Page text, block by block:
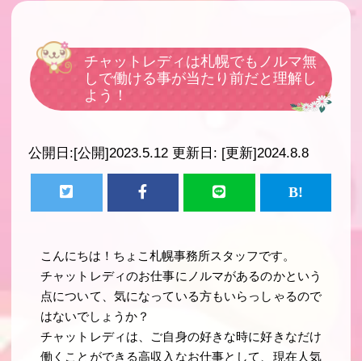
チャットレディは札幌でもノルマ無
しで働ける事が当たり前だと理解し
よう！
公開日:[公開]2023.5.12 更新日: [更新]2024.8.8
こんにちは！ちょこ札幌事務所スタッフです。
チャットレディのお仕事にノルマがあるのかという
点について、気になっている方もいらっしゃるので
はないでしょうか？
チャットレディは、ご自身の好きな時に好きなだけ
働くことができる高収入なお仕事として、現在人気